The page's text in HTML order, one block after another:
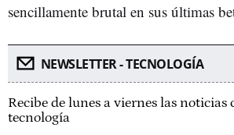
sencillamente brutal en sus últimas
NEWSLETTER - TECNOLOGÍA
Recibe de lunes a viernes las noticias
tecnología